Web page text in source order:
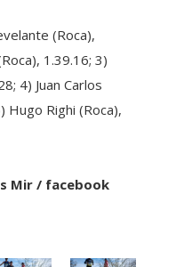
(Roca),
1.39.16; 3)
4) Juan Carlos
Righi (Roca),
Mir / facebook